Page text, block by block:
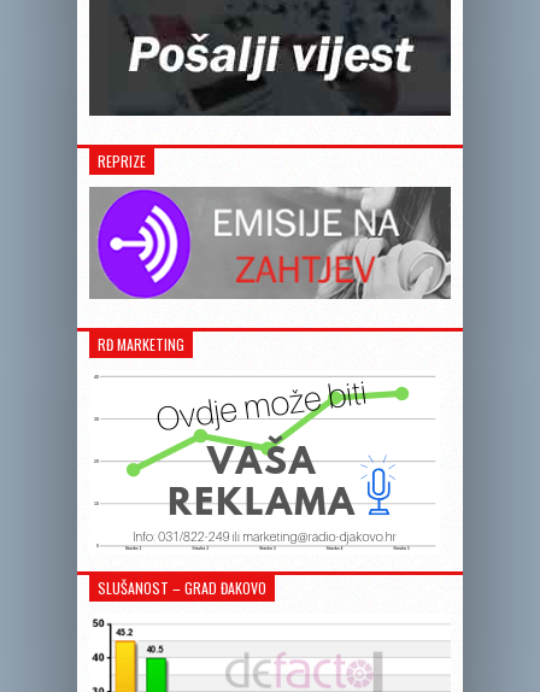
REPRIZE
RĐ MARKETING
SLUŠANOST – GRAD ĐAKOVO